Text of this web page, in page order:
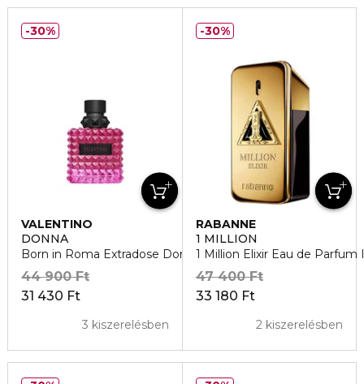
VALENTINO
DONNA
Born in Roma Extradose Donna Eau de Parfum
31 430 Ft
44 900 Ft
3 kiszerelésben
30%
RABANNE
1 MILLION
1 Million Elixir Eau de Parfum
33 180 Ft
47 400 Ft
2 kiszerelésben
30%